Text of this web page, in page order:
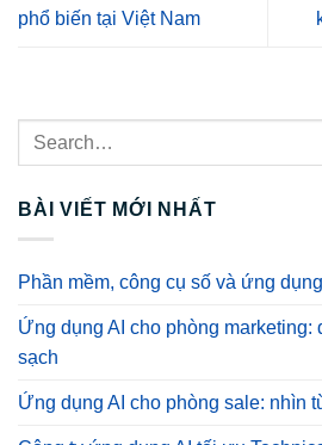
phổ biến tại Việt Nam
BÀI VIẾT MỚI NHẤT
Phần mềm, công cụ số và ứng
Ứng dụng AI cho phòng
sạch
Ứng dụng AI cho phòng sale: nhìn